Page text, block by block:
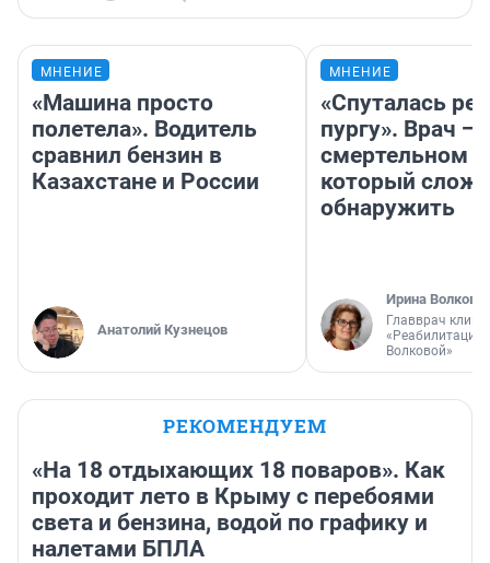
МНЕНИЕ
«Машина просто
полетела». Водитель
сравнил бензин в
Казахстане и России
Анатолий Кузнецов
МНЕНИЕ
«Спуталась
пургу». Врач —
смертельном
который
обнаружить
Ирина Волкова
Главврач
«Реабилитация
Волковой»
РЕКОМЕНДУЕМ
«На 18 отдыхающих 18 поваров». Как
проходит лето в Крыму с перебоями
света и бензина, водой по графику и
налетами БПЛА